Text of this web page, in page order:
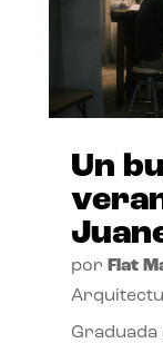
Un
por Flat